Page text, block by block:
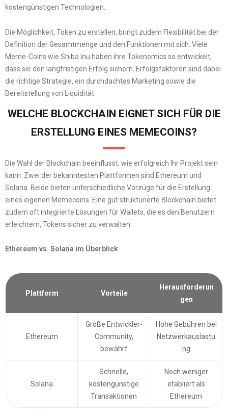
kostengünstigen Technologien.
Die Möglichkeit, Token zu erstellen, bringt zudem Flexibilität bei der
Definition der Gesamtmenge und den Funktionen mit sich. Viele
Meme-Coins wie Shiba Inu haben ihre Tokenomics so entwickelt,
dass sie den langfristigen Erfolg sichern. Erfolgsfaktoren sind dabei
die richtige Strategie, ein durchdachtes Marketing sowie die
Bereitstellung von Liquidität.
WELCHE BLOCKCHAIN EIGNET SICH FÜR DIE
ERSTELLUNG EINES MEMECOINS?
Die Wahl der Blockchain beeinflusst, wie erfolgreich Ihr Projekt sein
kann. Zwei der bekanntesten Plattformen sind Ethereum und
Solana. Beide bieten unterschiedliche Vorzüge für die Erstellung
eines eigenen Memecoins. Eine gut strukturierte Blockchain bietet
zudem oft integrierte Lösungen für Wallets, die es den Benutzern
erleichtern, Tokens sicher zu verwalten.
Ethereum vs. Solana im Überblick
Plattform Vorteile
Herausforderun
gen
Ethereum
Große Entwickler-
Community,
bewährt
Hohe Gebühren bei
Netzwerkauslastu
ng
Solana
Schnelle,
kostengünstige
Transaktionen
Noch weniger
etabliert als
Ethereum